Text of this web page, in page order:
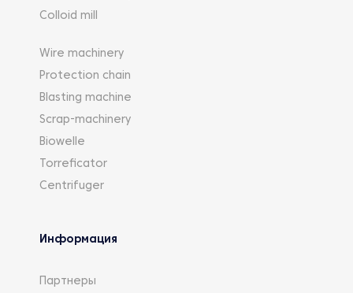
Colloid mill
Wire machinery
Protection chain
Blasting machine
Scrap-machinery
Biowelle
Torreficator
Centrifuger
Информация
Партнеры